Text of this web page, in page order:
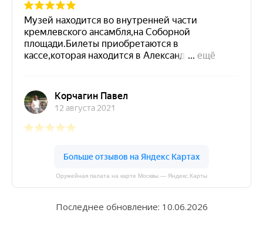
Оружейная палата на карте Москвы — Яндекс.Карты
Последнее обновление: 10.06.2026